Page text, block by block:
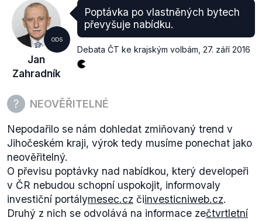
podle starého zákona vydávala, nezrušila EIA. Jak
bylo uvedeno, stanoviska zrušena nebyla, Evropská
komise pouze některá odmítla uznat.
ODS
Jan
Zahradník
Poptávka po vlastněných bytech
převyšuje nabídku.
Debata ČT ke krajským volbám 27. září 2016
NEOVĚŘITELNÉ
Nepodařilo se nám dohledat zmiňovaný trend v
Jihočeském kraji, výrok tedy musíme ponechat jako
neověřitelný.
O převisu poptávky nad nabídkou, který developeři
v ČR nebudou schopní uspokojit, informovaly
investiční portálymesec.cz čiinvesticniweb.cz.
Druhý z nich se odvolává na informace zečtvrtletní